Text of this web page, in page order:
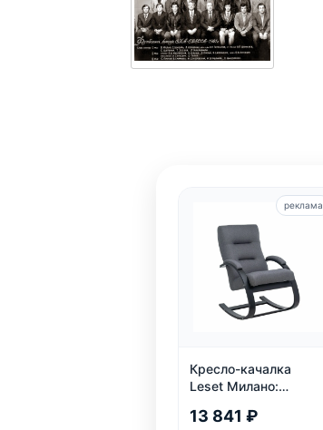
Кресло-качалка
Leset Милано:
рогожка Malmo 95
13 841 ₽
реклама